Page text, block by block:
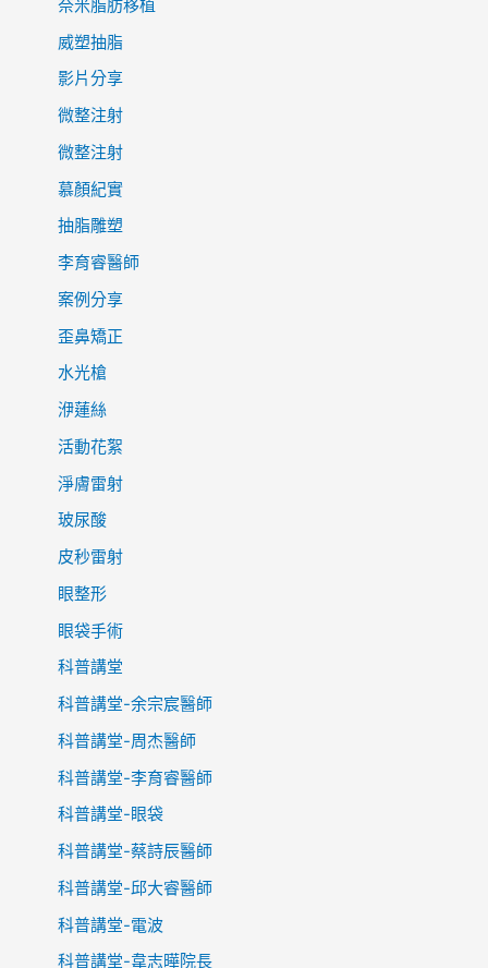
奈米脂肪移植
威塑抽脂
影片分享
微整注射
微整注射
慕顏紀實
抽脂雕塑
李育睿醫師
案例分享
歪鼻矯正
水光槍
洢蓮絲
活動花絮
淨膚雷射
玻尿酸
皮秒雷射
眼整形
眼袋手術
科普講堂
科普講堂-余宗宸醫師
科普講堂-周杰醫師
科普講堂-李育睿醫師
科普講堂-眼袋
科普講堂-蔡詩辰醫師
科普講堂-邱大睿醫師
科普講堂-電波
科普講堂-韋志曄院長